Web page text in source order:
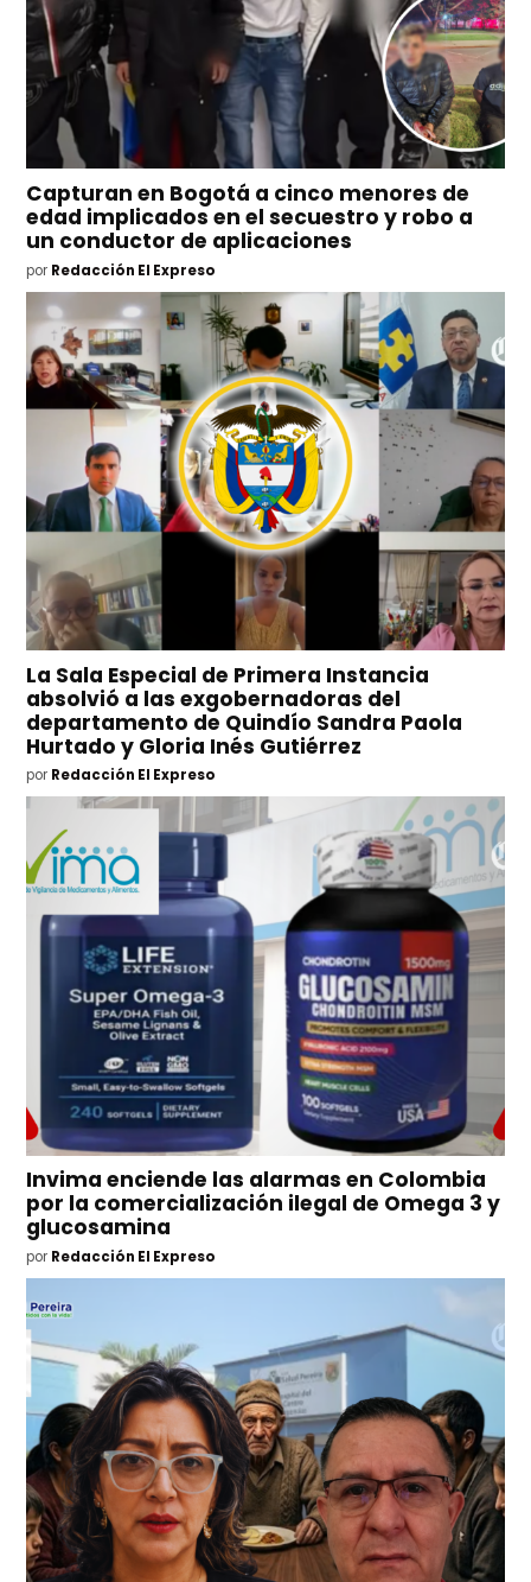
Capturan en Bogotá a cinco menores de
edad implicados en el secuestro y robo a
un conductor de aplicaciones
por Redacción El Expreso
La Sala Especial de Primera Instancia
absolvió a las exgobernadoras del
departamento de Quindío Sandra Paola
Hurtado y Gloria Inés Gutiérrez
por Redacción El Expreso
Invima enciende las alarmas en Colombia
por la comercialización ilegal de Omega 3 y
glucosamina
por Redacción El Expreso